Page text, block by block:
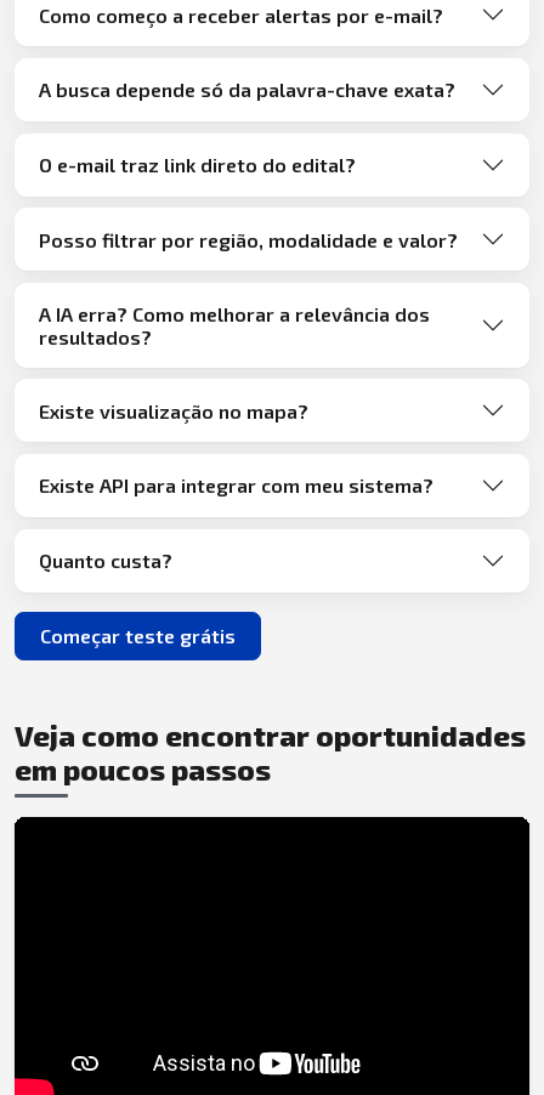
Como começo a receber alertas por e-mail?
A busca depende só da palavra-chave exata?
O e-mail traz link direto do edital?
Posso filtrar por região, modalidade e valor?
A IA erra? Como melhorar a relevância dos
resultados?
Existe visualização no mapa?
Existe API para integrar com meu sistema?
Quanto custa?
Começar teste grátis
Veja como encontrar oportunidades
em poucos passos